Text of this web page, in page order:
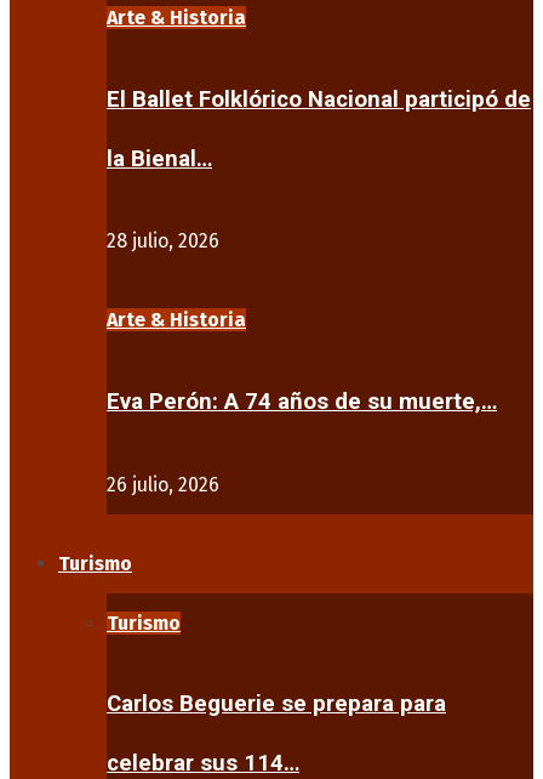
Arte & Historia
El Ballet Folklórico Nacional participó de
la Bienal…
28 julio, 2026
Arte & Historia
Eva Perón: A 74 años de su muerte,…
26 julio, 2026
Turismo
Turismo
Carlos Beguerie se prepara para
celebrar sus 114…